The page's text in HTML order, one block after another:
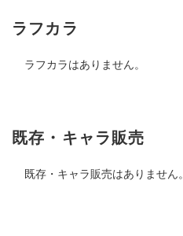
ラフカラ
ラフカラはありません。
既存・キャラ販売
既存・キャラ販売はありません。